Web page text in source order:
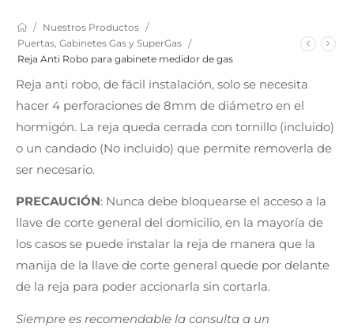
/ Nuestros Productos /
Puertas, Gabinetes Gas y SuperGas /
Reja Anti Robo para gabinete medidor de gas
Reja anti robo, de fácil instalación, solo se necesita
hacer 4 perforaciones de 8mm de diámetro en el
hormigón. La reja queda cerrada con tornillo (incluido)
o un candado (No incluido) que permite removerla de
ser necesario.
PRECAUCIÓN: Nunca debe bloquearse el acceso a la
llave de corte general del domicilio, en la mayoría de
los casos se puede instalar la reja de manera que la
manija de la llave de corte general quede por delante
de la reja para poder accionarla sin cortarla.
Siempre es recomendable la consulta a un